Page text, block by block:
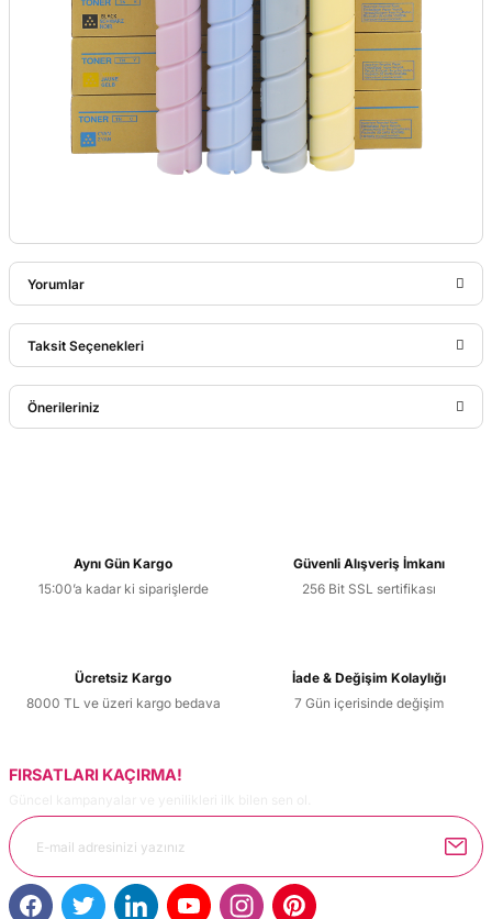
Yorumlar
Bu ürüne ilk yorumu siz yapın!
Taksit Seçenekleri
Önerileriniz
Ürün resmi kalitesiz, bozuk veya görüntülenemiyor.
Ürün fiyatı diğer sitelerden daha pahalı.
Bu ürüne benzer farklı alternatifler olmalı.
Aynı Gün Kargo
15:00’a kadar ki siparişlerde
Güvenli Alışveriş İmkanı
256 Bit SSL sertifikası
Ücretsiz Kargo
8000 TL ve üzeri kargo bedava
İade & Değişim Kolaylığı
7 Gün içerisinde değişim
FIRSATLARI KAÇIRMA!